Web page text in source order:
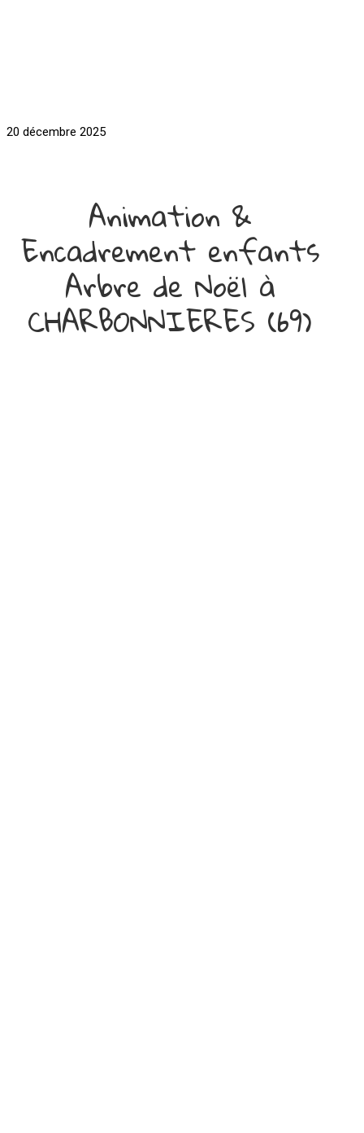
20 décembre 2025
Animation &
Encadrement enfants
Arbre de Noël à
CHARBONNIERES (69)